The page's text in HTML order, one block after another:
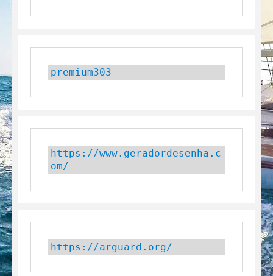
premium303
https://www.geradordesenha.c
om/
https://arguard.org/